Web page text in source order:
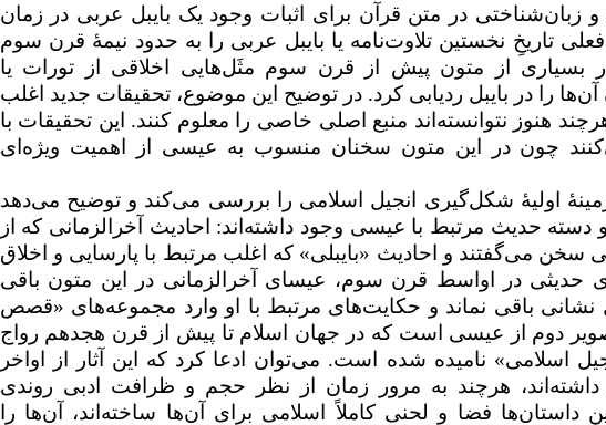
زبان‌شناختی در متن قرآن برای اثبات وجود یک بایبل عربی در زمان
تاریخِ نخستین تلاوت‌نامه یا بایبل عربی را به حدود نیمهٔ قرن سوم
از متون پیش از قرن سوم مثَل‌هایی اخلاقی از تورات یا
را در بایبل ردیابی کرد. در توضیح این موضوع، تحقیقات جدید اغلب
هنوز نتوانسته‌اند منبع اصلی خاصی را معلوم کنند. این تحقیقات با
چون در این متون سخنان منسوب به عیسی از اهمیت ویژه‌ای
اولیهٔ شکل‌گیری انجیل‌ اسلامی را بررسی می‌کند و توضیح می‌دهد
دسته حدیث مرتبط با عیسی وجود داشته‌اند: احادیث آخرالزمانی که از
می‌گفتند و احادیث «بایبلی» که اغلب مرتبط با پارسایی و اخلاق
در اواسط قرن سوم، عیسای آخرالزمانی در این متون باقی
نشانی باقی نماند و حکایت‌های مرتبط با او وارد مجموعه‌های «قصص
تصویر دوم از عیسی است که در جهان اسلام تا پیش از قرن هجدهم رواج
اسلامی» نامیده شده است. می‌توان ادعا کرد که این آثار از اواخر
هرچند به مرور زمان از نظر حجم و ظرافت ادبی روندی
داستان‌ها فضا و لحنی کاملاً اسلامی برای آن‌ها ساخته‌اند، آن‌ها را